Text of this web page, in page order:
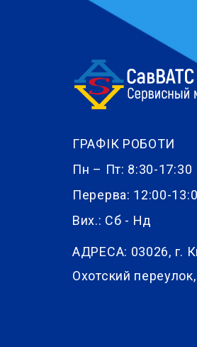
ГРАФІК РОБОТИ
Пн – Пт: 8:30-17:30
Перерва: 12:00-
Вих.: Сб - Нд
АДРЕСА: 03026, г.
Охотский